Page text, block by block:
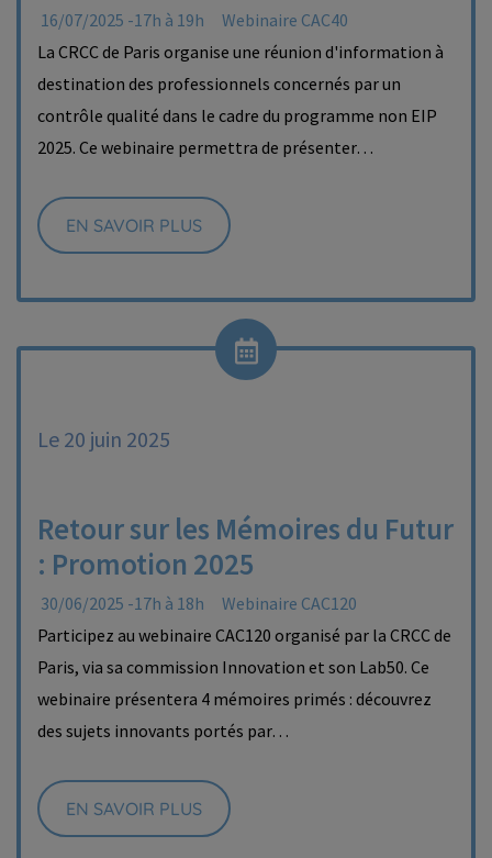
16/07/2025 -17h à 19h
Webinaire CAC40
La CRCC de Paris organise une réunion d'information à
destination des professionnels concernés par un
contrôle qualité dans le cadre du programme non EIP
2025. Ce webinaire permettra de présenter…
EN SAVOIR PLUS
Le 20 juin 2025
Retour sur les Mémoires du Futur
: Promotion 2025
30/06/2025 -17h à 18h
Webinaire CAC120
Participez au webinaire CAC120 organisé par la CRCC de
Paris, via sa commission Innovation et son Lab50. Ce
webinaire présentera 4 mémoires primés : découvrez
des sujets innovants portés par…
EN SAVOIR PLUS